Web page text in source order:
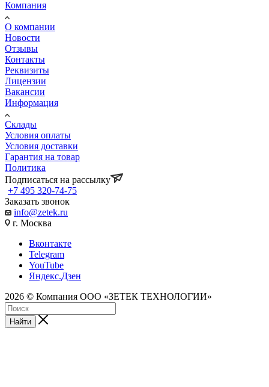
Компания
О компании
Новости
Отзывы
Контакты
Реквизиты
Лицензии
Вакансии
Информация
Склады
Условия оплаты
Условия доставки
Гарантия на товар
Политика
Подписаться на рассылку
+7 495 320-74-75
Заказать звонок
info@zetek.ru
г. Москва
Вконтакте
Telegram
YouTube
Яндекс.Дзен
2026 © Компания ООО «ЗЕТЕК ТЕХНОЛОГИИ»
Найти